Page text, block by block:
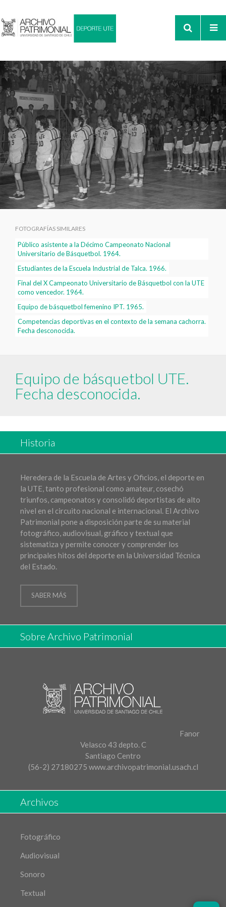
FOTOGRAFÍAS SIMILARES
Público asistente a la Décimo Campeonato Nacional
Universitario de Básquetbol. 1964.
Estudiantes de la Escuela Industrial de Talca. 1966.
Final del X Campeonato Universitario de Básquetbol con la UTE
como vencedor. 1964.
Equipo de básquetbol femenino IPT. 1965.
Competencias deportivas en el contexto de la semana cachorra.
Fecha desconocida.
Equipo de básquetbol UTE.
Fecha desconocida.
Historia
Heredera de la Escuela de Artes y Oficios, el deporte en
la UTE, tanto profesional como amateur, cosechó
triunfos, campeonatos y consolidó deportistas de alto
nivel en el circuito nacional e internacional. El Archivo
Patrimonial pone a disposición parte de su material
fotográfico, audiovisual, gráfico y textual que
sistematiza y permite conocer y comprender los
principales hitos del deporte en la Universidad Técnica
del Estado.
SABER MÁS
Sobre Archivo Patrimonial
Fanor
Velasco 43 depto. C
Santiago Centro
(56-2) 27180275 www.archivopatrimonial.usach.cl
Archivos
Fotográfico
Audiovisual
Sonoro
Textual